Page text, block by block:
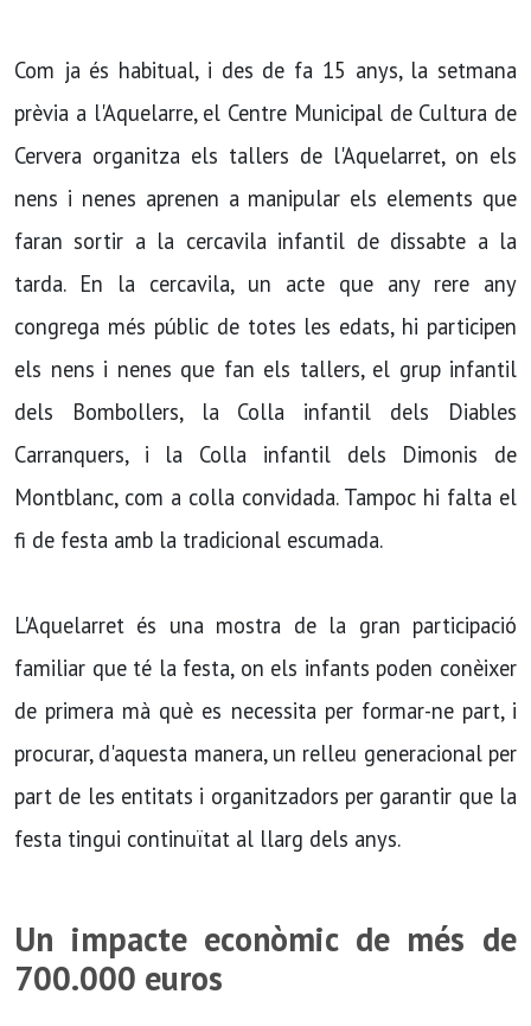
Com ja és habitual, i des de fa 15 anys, la setmana
prèvia a l'Aquelarre, el Centre Municipal de Cultura de
Cervera organitza els tallers de l'Aquelarret, on els
nens i nenes aprenen a manipular els elements que
faran sortir a la cercavila infantil de dissabte a la
tarda. En la cercavila, un acte que any rere any
congrega més públic de totes les edats, hi participen
els nens i nenes que fan els tallers, el grup infantil
dels Bombollers, la Colla infantil dels Diables
Carranquers, i la Colla infantil dels Dimonis de
Montblanc, com a colla convidada. Tampoc hi falta el
fi de festa amb la tradicional escumada.
L'Aquelarret és una mostra de la gran participació
familiar que té la festa, on els infants poden conèixer
de primera mà què es necessita per formar-ne part, i
procurar, d'aquesta manera, un relleu generacional per
part de les entitats i organitzadors per garantir que la
festa tingui continuïtat al llarg dels anys.
Un impacte econòmic de més de
700.000 euros